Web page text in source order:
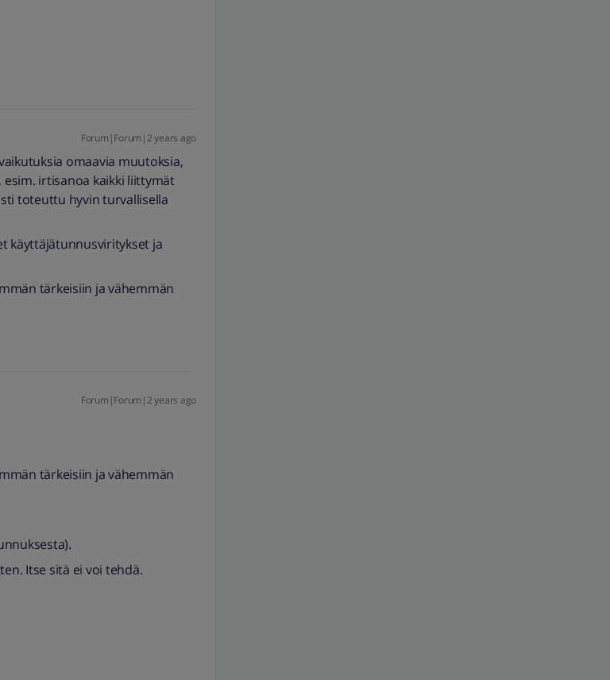
Forum|Forum|2 years ago
omaavia muutoksia,
esim. irtisanoa kaikki liittymät
toteuttu hyvin turvallisella
käyttäjätunnusviritykset ja
tärkeisiin ja vähemmän
Forum|Forum|2 years ago
tärkeisiin ja vähemmän
Itse sitä ei voi tehdä.